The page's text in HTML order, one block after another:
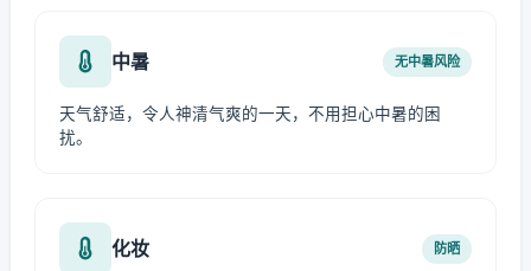
中暑 无中暑风险
天气舒适，令人神清气爽的一天，不用担心中暑的困
扰。
化妆 防晒